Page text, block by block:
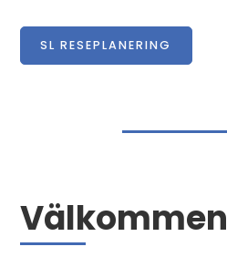
SL RESEPLANERING
Välkommen